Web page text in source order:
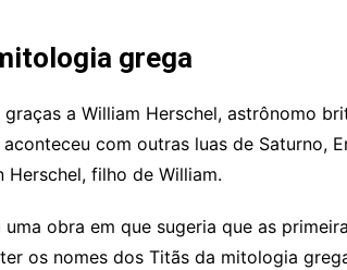
grega
graças a William Herschel, astrônomo
com outras luas de Saturno,
Herschel, filho de William.
uma obra em que sugeria que as
os nomes dos Titãs da mitologia